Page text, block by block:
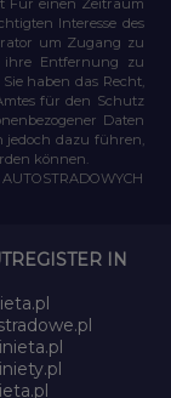
Für einen Zeitraum
Interesse des
um Zugang zu
ihre Entfernung zu
haben das Recht,
für den Schutz
Daten
jedoch dazu führen,
können.
IN